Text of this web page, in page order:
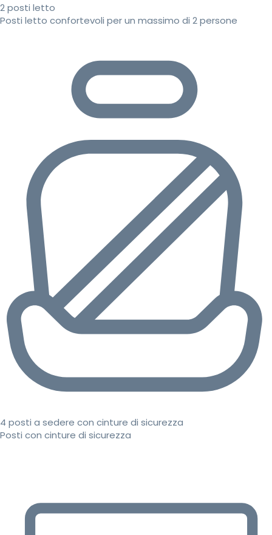
2 posti letto
Posti letto confortevoli per un massimo di 2 persone
4 posti a sedere con cinture di sicurezza
Posti con cinture di sicurezza